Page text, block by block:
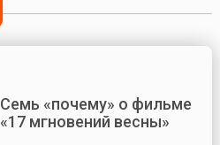
Семь «почему» о фильме
«17 мгновений весны»